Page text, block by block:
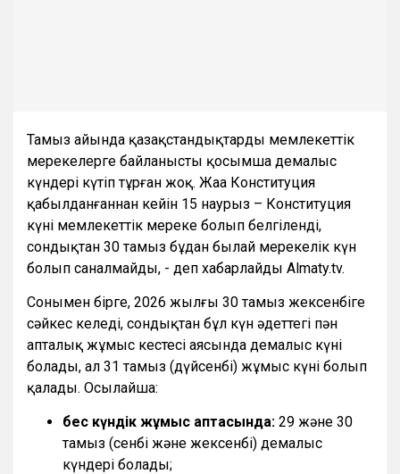
Тамыз айында қазақстандықтарды мемлекеттік
мерекелерге байланысты қосымша демалыс
күндері күтіп тұрған жоқ. Жаңа Конституция
қабылданғаннан кейін 15 наурыз – Конституция
күні мемлекеттік мереке болып белгіленді,
сондықтан 30 тамыз бұдан былай мерекелік күн
болып саналмайды, - деп хабарлайды Almaty.tv.
Сонымен бірге, 2026 жылғы 30 тамыз жексенбіге
сәйкес келеді, сондықтан бұл күн әдеттегі пән
апталық жұмыс кестесі аясында демалыс күні
болады, ал 31 тамыз (дүйсенбі) жұмыс күні болып
қалады. Осылайша:
бес күндік жұмыс аптасында: 29 және 30
тамыз (сенбі және жексенбі) демалыс
күндері болады;